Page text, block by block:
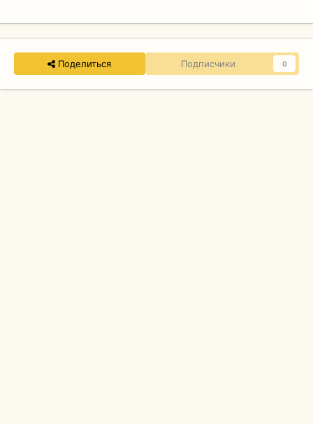
Поделиться Подписчики 0